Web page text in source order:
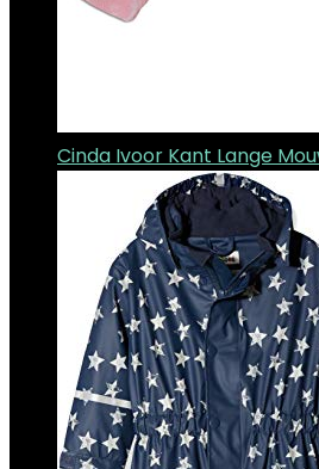
Cinda Ivoor Kant Lange